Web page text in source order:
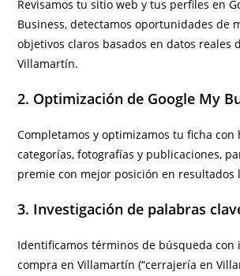
Revisamos tu sitio web y tus perfiles en
Business, detectamos oportunidades de
objetivos claros basados en datos reales
Villamartín.
2. Optimización de Google My
Completamos y optimizamos tu ficha con
categorías, fotografías y publicaciones,
premie con mejor posición en resultados
3. Investigación de palabras
Identificamos términos de búsqueda con
compra en Villamartín (“cerrajería en